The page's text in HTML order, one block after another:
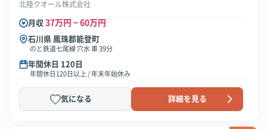
北陸クオール株式会社
月収 37万円 ~ 60万円
石川県 鳳珠郡能登町
のと鉄道七尾線 穴水 車 39分
年間休日 120日
年間休日120日以上 / 年末年始休み
気になる 詳細を見る